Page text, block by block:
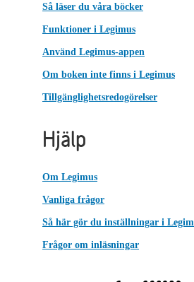
Så läser du våra böcker
Funktioner i Legimus
Använd Legimus-appen
Om boken inte finns i Legimus
Tillgänglighetsredogörelser
Hjälp
Om Legimus
Vanliga frågor
Så här gör du inställningar i
Frågor om inläsningar